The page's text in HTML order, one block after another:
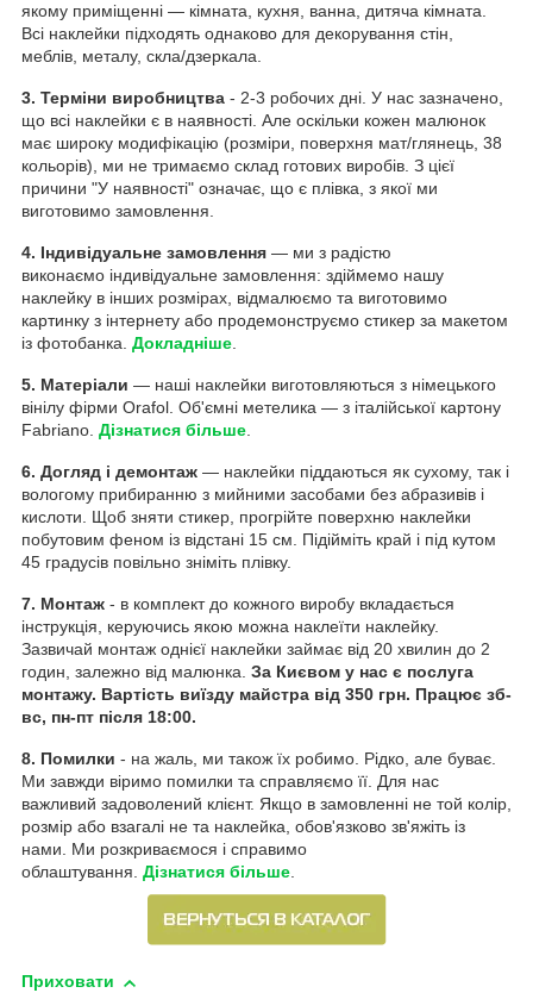
якому приміщенні — кімната, кухня, ванна, дитяча кімната.
Всі наклейки підходять однаково для декорування стін,
меблів, металу, скла/дзеркала.
3. Терміни виробництва - 2-3 робочих дні. У нас зазначено,
що всі наклейки є в наявності. Але оскільки кожен малюнок
має широку модифікацію (розміри, поверхня мат/глянець, 38
кольорів), ми не тримаємо склад готових виробів. З цієї
причини "У наявності" означає, що є плівка, з якої ми
виготовимо замовлення.
4. Індивідуальне замовлення — ми з радістю
виконаємо індивідуальне замовлення: здіймемо нашу
наклейку в інших розмірах, відмалюємо та виготовимо
картинку з інтернету або продемонструємо стикер за макетом
із фотобанка. Докладніше.
5. Матеріали — наші наклейки виготовляються з німецького
вінілу фірми Orafol. Об'ємні метелика — з італійської картону
Fabriano. Дізнатися більше.
6. Догляд і демонтаж — наклейки піддаються як сухому, так і
вологому прибиранню з мийними засобами без абразивів і
кислоти. Щоб зняти стикер, прогрійте поверхню наклейки
побутовим феном із відстані 15 см. Підійміть край і під кутом
45 градусів повільно зніміть плівку.
7. Монтаж - в комплект до кожного виробу вкладається
інструкція, керуючись якою можна наклеїти наклейку.
Зазвичай монтаж однієї наклейки займає від 20 хвилин до 2
годин, залежно від малюнка. За Києвом у нас є послуга
монтажу. Вартість виїзду майстра від 350 грн. Працює зб-
вс, пн-пт після 18:00.
8. Помилки - на жаль, ми також їх робимо. Рідко, але буває.
Ми завжди віримо помилки та справляємо її. Для нас
важливий задоволений клієнт. Якщо в замовленні не той колір,
розмір або взагалі не та наклейка, обов'язково зв'яжіть із
нами. Ми розкриваємося і справимо
облаштування. Дізнатися більше.
Приховати